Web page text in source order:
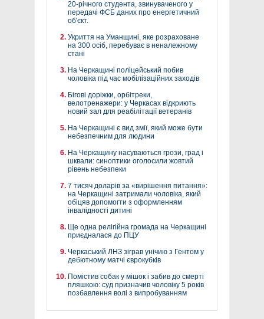
20-річного студента, звинуваченого у
передачі ФСБ даних про енергетичний
об'єкт.
Укриття на Уманщині, яке розраховане
на 300 осіб, перебуває в неналежному
стані
На Черкащині поліцейський побив
чоловіка під час мобілізаційних заходів
Бігові доріжки, орбітреки,
велотренажери: у Черкасах відкриють
новий зал для реабілітації ветеранів
На Черкащині є вид змії, який може бути
небезпечним для людини
На Черкащину насуваються грози, град і
шквали: синоптики оголосили жовтий
рівень небезпеки
7 тисяч доларів за «вирішення питання»:
на Черкащині затримали чоловіка, який
обіцяв допомогти з оформленням
інвалідності дитині
Ще одна релігійна громада на Черкащині
приєдналася до ПЦУ
Черкаський ЛНЗ зіграв унічию з Гентом у
дебютному матчі єврокубків
Помістив собак у мішок і забив до смерті
пляшкою: суд призначив чоловіку 5 років
позбавлення волі з випробуванням